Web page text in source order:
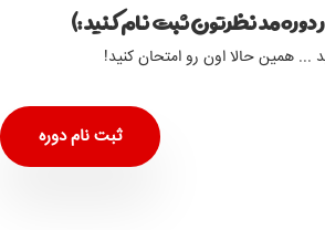
مد نظرتون ثبت نام کنید :)
... همین حالا اون رو امتحان کنید!
ثبت نام دوره